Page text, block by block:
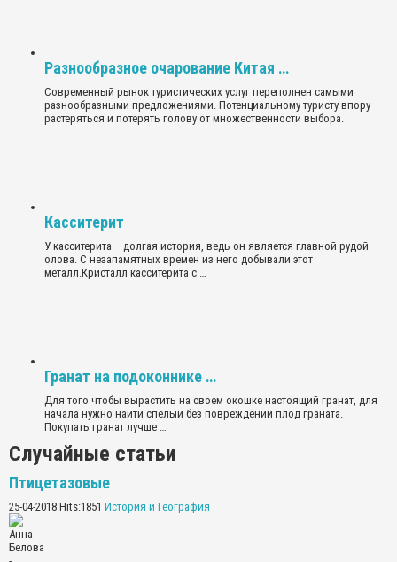
Разнообразное очарование Китая …
Современный рынок туристических услуг переполнен самыми
разнообразными предложениями. Потенциальному туристу впору
растеряться и потерять голову от множественности выбора.
Касситерит
У касситерита – долгая история, ведь он является главной рудой
олова. С незапамятных времен из него добывали этот
металл.Кристалл касситерита с …
Гранат на подоконнике …
Для того чтобы вырастить на своем окошке настоящий гранат, для
начала нужно найти спелый без повреждений плод граната.
Покупать гранат лучше …
Случайные статьи
Птицетазовые
25-04-2018 Hits:1851 История и География